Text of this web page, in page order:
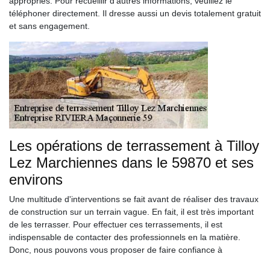
téléphoner directement. Il dresse aussi un devis totalement gratuit
et sans engagement.
Les opérations de terrassement à Tilloy
Lez Marchiennes dans le 59870 et ses
environs
Une multitude d'interventions se fait avant de réaliser des travaux
de construction sur un terrain vague. En fait, il est très important
de les terrasser. Pour effectuer ces terrassements, il est
indispensable de contacter des professionnels en la matière.
Donc, nous pouvons vous proposer de faire confiance à